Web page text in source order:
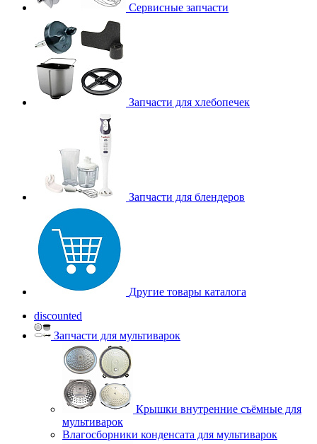
Сервисные запчасти
Запчасти для хлебопечек
Запчасти для блендеров
Другие товары каталога
discounted
Запчасти для мультиварок
Крышки внутренние съёмные для
мультиварок
Влагосборники конденсата для мультиварок